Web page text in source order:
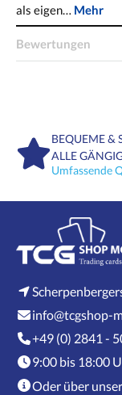
als eigen… Mehr
Bewertungen
BEQUEME &
ALLE
Umfassende
info@tcgshop-
+49 (0) 2841 -
9:00 bis 18:00
Oder über unser